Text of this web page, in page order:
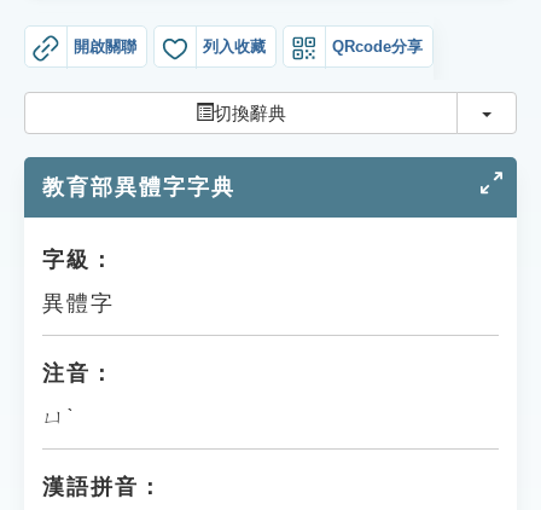
貓頭鷹博士
開啟關聯 列入收藏 QRcode分享
切換辭典 切換
教育部異體字字典
字級：
異體字
注音：
ㄩˋ
漢語拼音：